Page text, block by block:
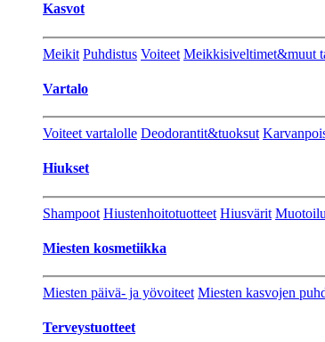
Kasvot
Meikit Puhdistus Voiteet Meikkisiveltimet&muut
Vartalo
Voiteet vartalolle Deodorantit&tuoksut
Hiukset
Shampoot Hiustenhoitotuotteet Hiusvärit
Miesten kosmetiikka
Miesten päivä- ja yövoiteet Miesten kasvojen
Terveystuotteet